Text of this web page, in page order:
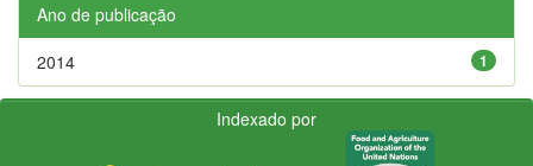
Ano de publicação
1
2014
Indexado por